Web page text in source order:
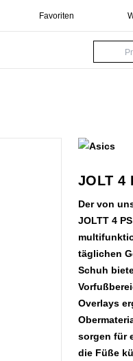
Favoriten
nach:
JOLT 4
Der von
JOLTT 4
täglichen
Schuh
Overlays
sorgen für
die Füße